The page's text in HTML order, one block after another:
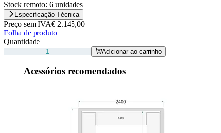
Stock remoto: 6 unidades
Especificação Técnica
Preço sem IVA€ 2.145,00
Folha de produto
Quantidade
Adicionar ao carrinho
Acessórios recomendados